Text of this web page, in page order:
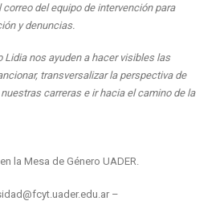
del equipo de intervención para
y denuncias.
Lidia nos ayuden a hacer visibles las
transversalizar la perspectiva de
carreras e ir hacia el camino de la
la Mesa de Género UADER.
–